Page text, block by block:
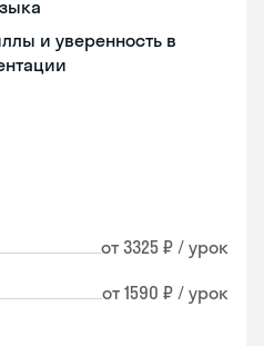
и уверенность в
от 3325 ₽ / урок
от 1590 ₽ / урок